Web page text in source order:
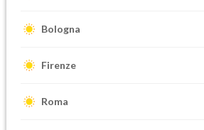
Bologna
Firenze
Roma